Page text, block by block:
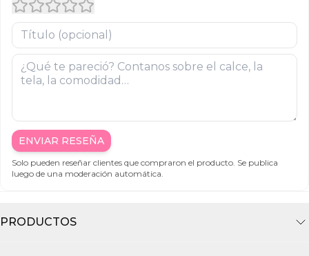
ENVIAR RESEÑA
Solo pueden reseñar clientes que compraron el producto. Se publica
luego de una moderación automática.
PRODUCTOS